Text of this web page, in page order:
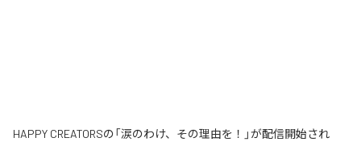
HAPPY CREATORSの「涙のわけ、その理由を！」が配信開始され